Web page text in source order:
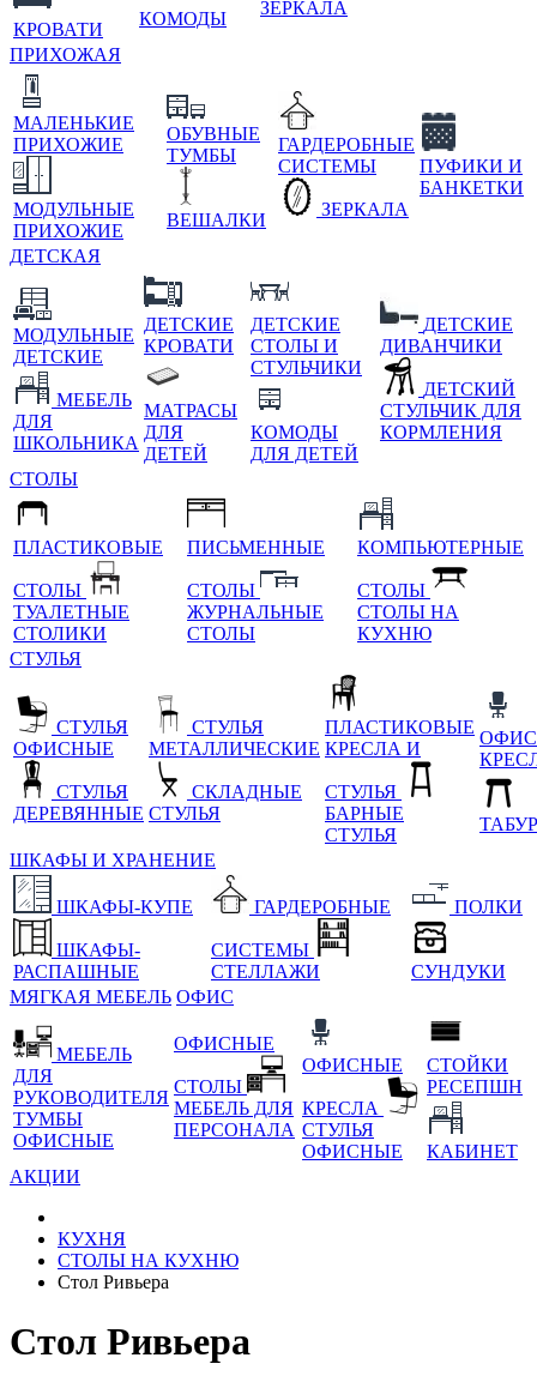
КРОВАТИ
КОМОДЫ
ЗЕРКАЛА
ПРИХОЖАЯ
МАЛЕНЬКИЕ
ПРИХОЖИЕ
МОДУЛЬНЫЕ
ПРИХОЖИЕ
ОБУВНЫЕ
ТУМБЫ
ВЕШАЛКИ
ГАРДЕРОБНЫЕ
СИСТЕМЫ
ЗЕРКАЛА
ПУФИКИ И
БАНКЕТКИ
ДЕТСКАЯ
МОДУЛЬНЫЕ
ДЕТСКИЕ
МЕБЕЛЬ
ДЛЯ
ШКОЛЬНИКА
ДЕТСКИЕ
КРОВАТИ
МАТРАСЫ
ДЛЯ
ДЕТЕЙ
ДЕТСКИЕ
СТОЛЫ И
СТУЛЬЧИКИ
КОМОДЫ
ДЛЯ ДЕТЕЙ
ДЕТСКИЕ
ДИВАНЧИКИ
ДЕТСКИЙ
СТУЛЬЧИК ДЛЯ
КОРМЛЕНИЯ
СТОЛЫ
ПЛАСТИКОВЫЕ
СТОЛЫ
ТУАЛЕТНЫЕ
СТОЛИКИ
ПИСЬМЕННЫЕ
СТОЛЫ
ЖУРНАЛЬНЫЕ
СТОЛЫ
КОМПЬЮТЕРНЫЕ
СТОЛЫ
СТОЛЫ НА
КУХНЮ
СТУЛЬЯ
СТУЛЬЯ
ОФИСНЫЕ
СТУЛЬЯ
ДЕРЕВЯННЫЕ
СТУЛЬЯ
МЕТАЛЛИЧЕСКИЕ
СКЛАДНЫЕ
СТУЛЬЯ
ПЛАСТИКОВЫЕ
КРЕСЛА И
СТУЛЬЯ
БАРНЫЕ
СТУЛЬЯ
ШКАФЫ И ХРАНЕНИЕ
ШКАФЫ-КУПЕ
ШКАФЫ-
РАСПАШНЫЕ
ГАРДЕРОБНЫЕ
СИСТЕМЫ
СТЕЛЛАЖИ
ПОЛКИ
СУНДУКИ
МЯГКАЯ МЕБЕЛЬ ОФИС
МЕБЕЛЬ
ДЛЯ
РУКОВОДИТЕЛЯ
ТУМБЫ
ОФИСНЫЕ
ОФИСНЫЕ
СТОЛЫ
МЕБЕЛЬ ДЛЯ
ПЕРСОНАЛА
ОФИСНЫЕ
КРЕСЛА
СТУЛЬЯ
ОФИСНЫЕ
СТОЙКИ
РЕСЕПШН
КАБИНЕТ
АКЦИИ
КУХНЯ
СТОЛЫ НА КУХНЮ
Стол Ривьера
Стол Ривьера